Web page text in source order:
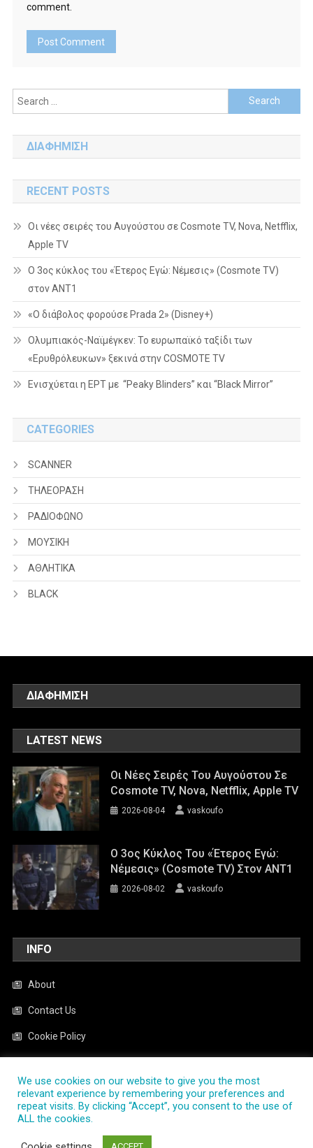
comment.
Search
for:
ΔΙΑΦΗΜΙΣΗ
RECENT POSTS
Οι νέες σειρές του Αυγούστου σε Cosmote TV, Nova, Netfflix,
Apple TV
Ο 3ος κύκλος του «Έτερος Εγώ: Νέμεσις» (Cosmote TV)
στον ΑΝΤ1
«Ο διάβολος φορούσε Prada 2» (Disney+)
Ολυμπιακός-Ναϊμέγκεν: Το ευρωπαϊκό ταξίδι των
«Ερυθρόλευκων» ξεκινά στην COSMOTE TV
Ενισχύεται η ΕΡΤ με “Peaky Blinders” και “Black Mirror”
CATEGORIES
SCANNER
ΤΗΛΕΟΡΑΣΗ
ΡΑΔΙΟΦΩΝΟ
ΜΟΥΣΙΚΗ
ΑΘΛΗΤΙΚΑ
BLACK
ΔΙΑΦΗΜΙΣΗ
LATEST NEWS
Οι Νέες Σειρές Του Αυγούστου Σε
Cosmote TV, Nova, Netfflix, Apple TV
2026-08-04 vaskoufo
Ο 3ος Κύκλος Του «Έτερος Εγώ:
Νέμεσις» (Cosmote TV) Στον ΑΝΤ1
2026-08-02 vaskoufo
INFO
About
Contact Us
Cookie Policy
Privacy Policy
PlayTV.com.gr|Theme: News Portal by
We use cookies on our website to give you the most
relevant experience by remembering your preferences and
repeat visits. By clicking “Accept”, you consent to the use of
ALL the cookies.